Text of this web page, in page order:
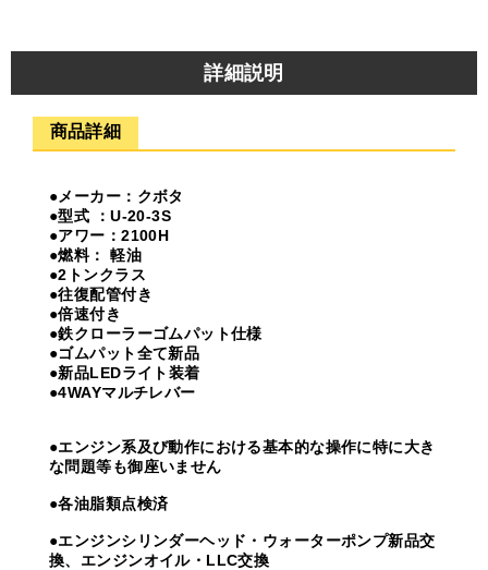
詳細説明
商品詳細
●メーカー：クボタ
●型式 ：U-20-3S
●アワー：2100H
●燃料： 軽油
●2トンクラス
●往復配管付き
●倍速付き
●鉄クローラーゴムパット仕様
●ゴムパット全て新品
●新品LEDライト装着
●4WAYマルチレバー
●エンジン系及び動作における基本的な操作に特に大き
な問題等も御座いません
●各油脂類点検済
●エンジンシリンダーヘッド・ウォーターポンプ新品交
換、エンジンオイル・LLC交換